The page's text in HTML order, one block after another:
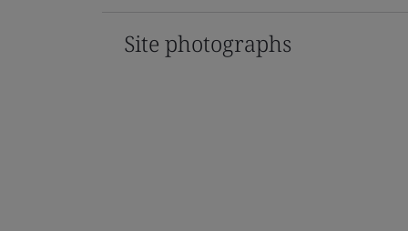
Site photographs